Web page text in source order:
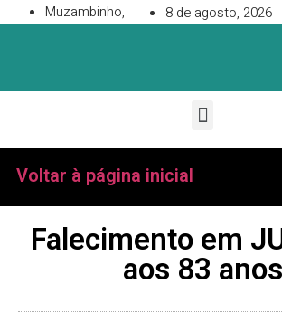
Muzambinho, 8 de agosto, 2026
Voltar à página inicial
Falecimento em
aos 83 anos